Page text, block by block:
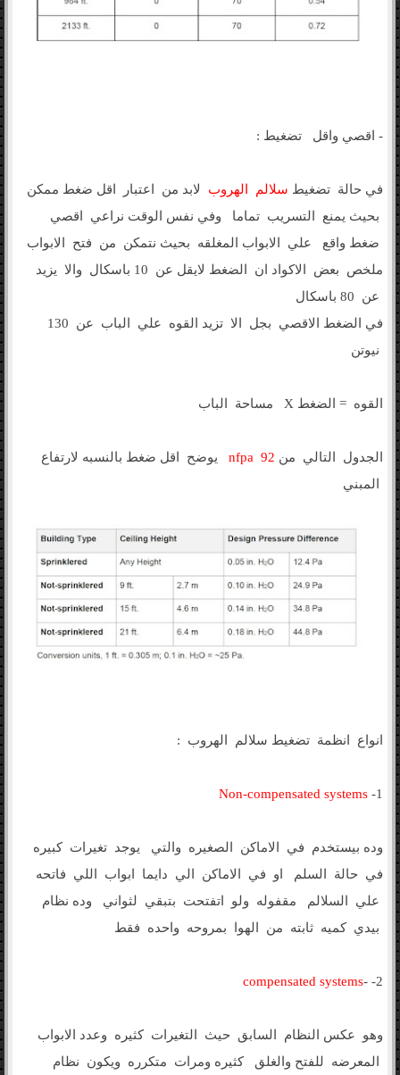
- اقصي واقل تضغيط :
في حالة تضغيط سلالم الهروب لابد من اعتبار اقل ضغط ممكن
بحيث يمنع التسريب تماما وفي نفس الوقت نراعي اقصي
ضغط واقع علي الابواب المغلقه بحيث نتمكن من فتح الابواب
ملخص بعض الاكواد ان الضغط لايقل عن 10 باسكال والا يزيد
عن 80 باسكال
في الضغط الاقصي بجل الا تزيد القوه علي الباب عن 130
نيوتن
القوه = الضغط X مساحة الباب
الجدول التالي من nfpa 92يوضح اقل ضغط بالنسبه لارتفاع
المبني
انواع انظمة تضغيط سلالم الهروب :
1-
Non-compensated systems
وده بيستخدم في الاماكن الصغيره والتي يوجد تغيرات كبيره
في حالة السلم او في الاماكن الي دايما ابواب اللي فاتحه
علي السلالم مقفوله ولو اتفتحت بتبقي لثواني وده نظام
بيدي كميه ثابته من الهوا بمروحه واحده فقط
2- -
compensated systems
وهو عكس النظام السابق حيث التغيرات كثيره وعدد الابواب
المعرضه للفتح والغلق كثيره ومرات متكرره ويكون نظام